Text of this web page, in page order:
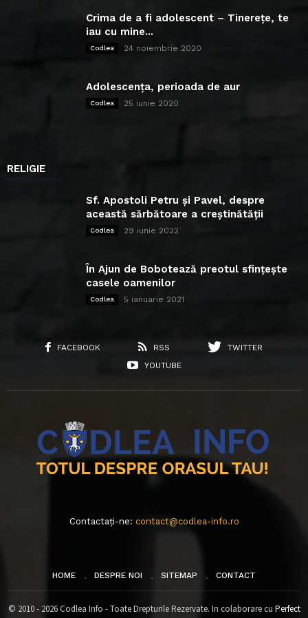
Crima de a fi adolescent – Tinerețe, te
iau cu mine...
Codlea 24 noiembrie 2020
Adolescența, perioada de aur
Codlea 25 iunie 2020
RELIGIE
Sf. Apostoli Petru și Pavel, despre
această sărbătoare a creștinătății
Codlea 29 iunie 2022
În Ajun de Bobotează preotul sfințește
casele oamenilor
Codlea 5 ianuarie 2021
FACEBOOK RSS
TWITTER
YOUTUBE
Contactați-ne: contact@codlea-info.ro
HOME DESPRE NOI SITEMAP CONTACT
© 2010 - 2026 Codlea Info - Toate Drepturile Rezervate. In colaborare cu Perfect